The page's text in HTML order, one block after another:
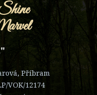
Příbram
VOK/12174